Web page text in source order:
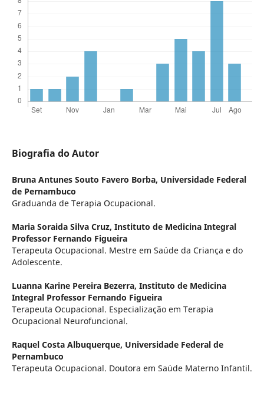
Biografia do Autor
Bruna Antunes Souto Favero Borba, Universidade Federal
de Pernambuco
Graduanda de Terapia Ocupacional.
Maria Soraida Silva Cruz, Instituto de Medicina Integral
Professor Fernando Figueira
Terapeuta Ocupacional. Mestre em Saúde da Criança e do
Adolescente.
Luanna Karine Pereira Bezerra, Instituto de Medicina
Integral Professor Fernando Figueira
Terapeuta Ocupacional. Especialização em Terapia
Ocupacional Neurofuncional.
Raquel Costa Albuquerque, Universidade Federal de
Pernambuco
Terapeuta Ocupacional. Doutora em Saúde Materno Infantil.